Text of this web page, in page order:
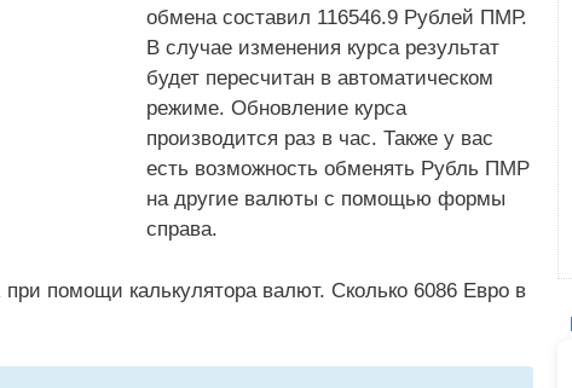
обмена составил 116546.9 Рублей ПМР.
В случае изменения курса результат
будет пересчитан в автоматическом
режиме. Обновление курса
производится раз в час. Также у вас
есть возможность обменять Рубль ПМР
на другие валюты с помощью формы
справа.
помощи калькулятора валют. Сколько 6086 Евро в